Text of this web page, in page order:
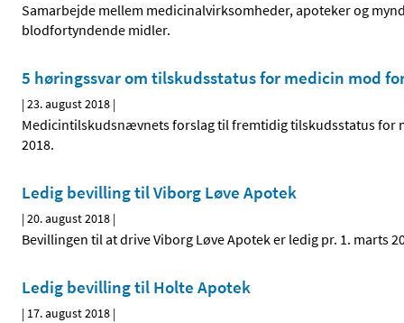
Samarbejde mellem medicinalvirksomheder, apoteker og
blodfortyndende midler.
5 høringssvar om tilskudsstatus for medicin mod
|23. august 2018 |
Medicintilskudsnævnets forslag til fremtidig tilskudsstatus
2018.
Ledig bevilling til Viborg Løve Apotek
|20. august 2018 |
Bevillingen til at drive Viborg Løve Apotek er ledig pr. 1. marts
Ledig bevilling til Holte Apotek
| 17. august 2018 |